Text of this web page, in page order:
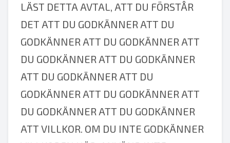
LÄST DETTA AVTAL, ATT DU FÖRSTÅR
DET ATT DU GODKÄNNER ATT DU
GODKÄNNER ATT DU GODKÄNNER ATT
DU GODKÄNNER ATT DU GODKÄNNER
ATT DU GODKÄNNER ATT DU
GODKÄNNER ATT DU GODKÄNNER ATT
DU GODKÄNNER ATT DU GODKÄNNER
ATT VILLKOR. OM DU INTE GODKÄNNER